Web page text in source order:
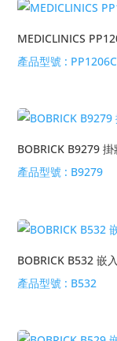
MEDICLINICS
產品型號 : PP1206C
BOBRICK B9279
產品型號 : B9279
BOBRICK B532 嵌
產品型號 : B532